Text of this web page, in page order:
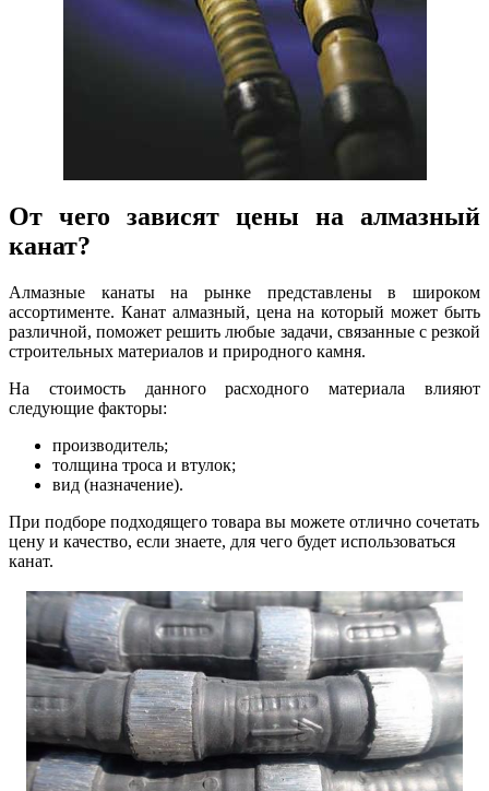
От чего зависят цены на алмазный
канат?
Алмазные канаты на рынке представлены в широком
ассортименте. Канат алмазный, цена на который может быть
различной, поможет решить любые задачи, связанные с резкой
строительных материалов и природного камня.
На стоимость данного расходного материала влияют
следующие факторы:
производитель;
толщина троса и втулок;
вид (назначение).
При подборе подходящего товара вы можете отлично сочетать
цену и качество, если знаете, для чего будет использоваться
канат.